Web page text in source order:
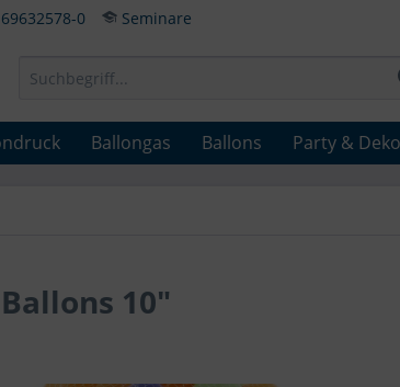
0 Seminare
Ballongas Ballons Party & Deko
10"